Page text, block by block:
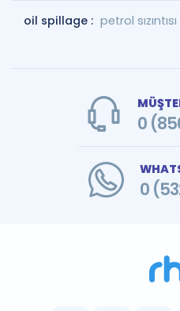
oil spillage : petrol sızıntısı
0
0